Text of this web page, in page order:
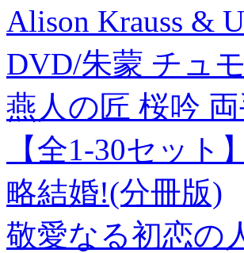
Alison Krauss &
DVD/朱蒙 チュ
燕人の匠 桜吟
【全1-30セット
略結婚!(分冊版)
敬愛なる初恋の